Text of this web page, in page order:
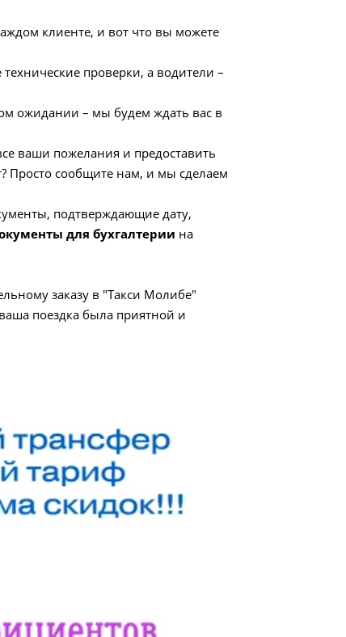
клиенте, и вот что вы можете
проверки, а водители –
ожидании – мы будем ждать вас в
ваши пожелания и предоставить
Просто сообщите нам, и мы сделаем
подтверждающие дату,
для бухгалтерии на
заказу в "Такси Молибе"
поездка была приятной и